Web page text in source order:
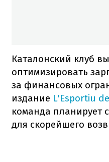
Каталонский клуб
оптимизировать
за финансовых
издание L'Esportiu
команда планирует
для скорейшего